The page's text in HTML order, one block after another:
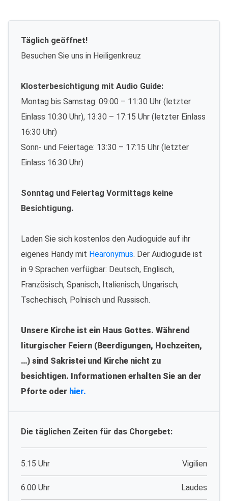
Täglich geöffnet!
Besuchen Sie uns in Heiligenkreuz
Klosterbesichtigung mit Audio Guide:
Montag bis Samstag: 09:00 – 11:30 Uhr (letzter
Einlass 10:30 Uhr), 13:30 – 17:15 Uhr (letzter Einlass
16:30 Uhr)
Sonn- und Feiertage: 13:30 – 17:15 Uhr (letzter
Einlass 16:30 Uhr)
Sonntag und Feiertag Vormittags keine
Besichtigung.
Laden Sie sich kostenlos den Audioguide auf ihr
eigenes Handy mit Hearonymus. Der Audioguide ist
in 9 Sprachen verfügbar: Deutsch, Englisch,
Französisch, Spanisch, Italienisch, Ungarisch,
Tschechisch, Polnisch und Russisch.
Unsere Kirche ist ein Haus Gottes. Während
liturgischer Feiern (Beerdigungen, Hochzeiten,
…) sind Sakristei und Kirche nicht zu
besichtigen. Informationen erhalten Sie an der
Pforte oder hier.
Die täglichen Zeiten für das Chorgebet:
5.15 Uhr Vigilien
6.00 Uhr Laudes